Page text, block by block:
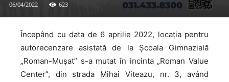
06/04/2022 623
Începând cu data de 6 aprilie 2022, locația pentru
autorecenzare asistată de la Școala Gimnazială
„Roman-Mușat” s-a mutat în incinta „Roman Value
Center”, din strada Mihai Viteazu, nr. 3, având